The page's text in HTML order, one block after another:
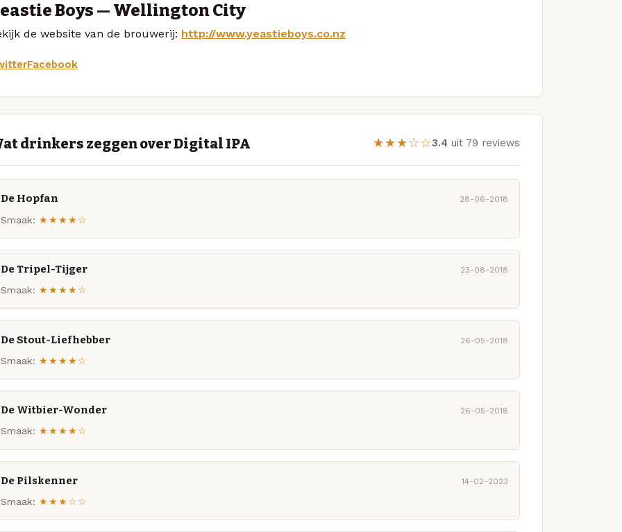
Boys — Wellington City
de website van de brouwerij: http://www.yeastieboys.co.nz
Facebook
drinkers zeggen over Digital IPA ★★★☆☆3.4 uit 79 reviews
De Hopfan 28-06-2018
Smaak: ★★★★☆
De Tripel-Tijger 23-08-2018
Smaak: ★★★★☆
De Stout-Liefhebber 26-05-2018
Smaak: ★★★★☆
De Witbier-Wonder 26-05-2018
Smaak: ★★★★☆
De Pilskenner 14-02-2023
Smaak: ★★★☆☆